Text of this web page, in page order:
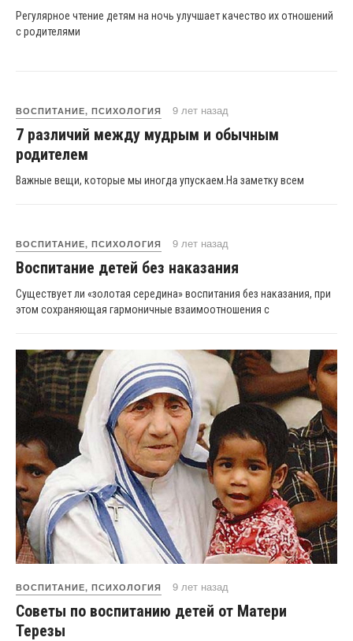
Регулярное чтение детям на ночь улучшает качество их отношений
с родителями
ВОСПИТАНИЕ, ПСИХОЛОГИЯ 9 лет назад
7 различий между мудрым и обычным
родителем
Важные вещи, которые мы иногда упускаем.На заметку всем
ВОСПИТАНИЕ, ПСИХОЛОГИЯ 9 лет назад
Воспитание детей без наказания
Существует ли «золотая середина» воспитания без наказания, при
этом сохраняющая гармоничные взаимоотношения с
ВОСПИТАНИЕ, ПСИХОЛОГИЯ 9 лет назад
Советы по воспитанию детей от Матери
Терезы